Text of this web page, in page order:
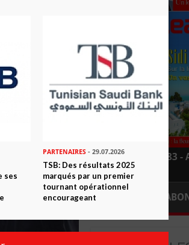
LEADERS N° 183 -
ses
PARTENAIRES- 29.07.2026
TSB: Des résultats 2025
marqués par un premier
tournant opérationnel
encourageant